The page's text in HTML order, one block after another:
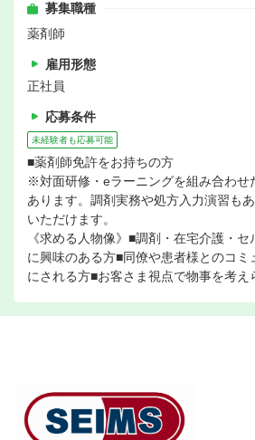
募集職種
薬剤師
雇用形態
正社員
応募条件
未経験者も応募可能
■薬剤師免許をお持ちの方
※対面研修・eラーニングを組み合わせ
あります。調剤実務や処方入力演習も
いただけます。
《求める人物像》■調剤・在宅介護・
に興味のある方■同僚や患者様とのコミ
にされる方■お客さま視点で物事を考え